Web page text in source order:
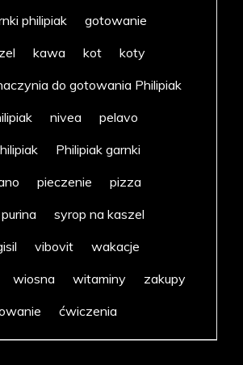
philipiak
gotowanie
kawa kot
koty
do gotowania Philipiak
nivea
pelavo
Philipiak garnki
pieczenie
pizza
purina
syrop na kaszel
vibovit
wakacje
wiosna witaminy
zakupy
ćwiczenia